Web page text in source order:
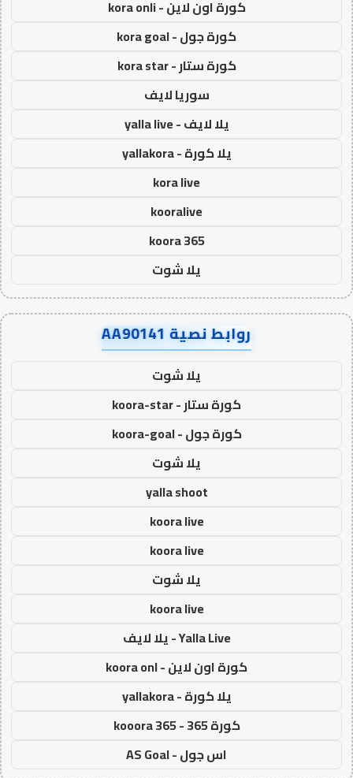
كورة اون لاين - kora onli
كورة جول - kora goal
كورة ستار - kora star
سوريا لايف
يلا لايف - yalla live
يلا كورة - yallakora
kora live
kooralive
koora 365
يلا شوت
روابط نصية AA90141
يلا شوت
كورة ستار - koora-star
كورة جول - koora-goal
يلا شوت
yalla shoot
koora live
koora live
يلا شوت
koora live
Yalla Live - يلا لايف
كورة اون لاين - koora onl
يلا كورة - yallakora
كورة 365 - kooora 365
اس جول - AS Goal